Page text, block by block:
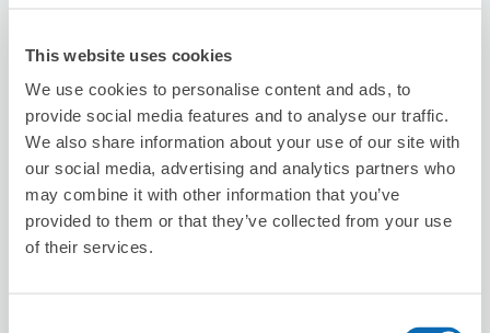
This website uses cookies
We use cookies to personalise content and ads, to
provide social media features and to analyse our traffic.
We also share information about your use of our site with
our social media, advertising and analytics partners who
may combine it with other information that you’ve
provided to them or that they’ve collected from your use
of their services.
可保管的行李數
行李箱尺寸
手提包尺寸
利用可能時間
六 8/9 日 8/10 8/11 二 三